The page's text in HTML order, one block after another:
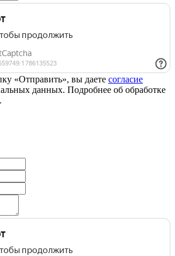
«Отправить», вы даете согласие
данных. Подробнее об обработке
.